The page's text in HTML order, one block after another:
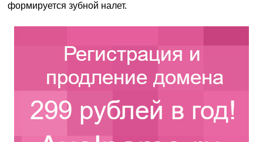
формируется зубной налет.